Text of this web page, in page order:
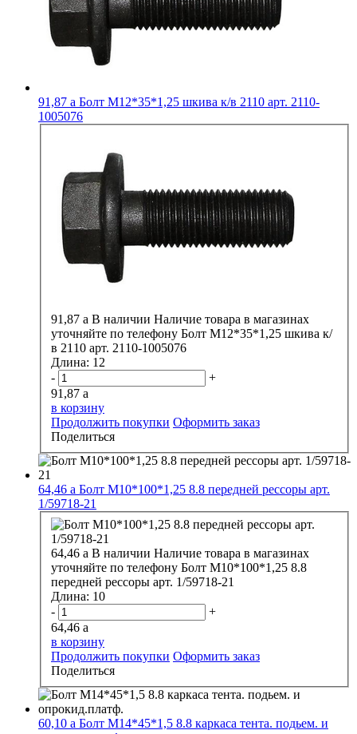
91,87 a Болт М12*35*1,25 шкива к/в 2110 арт. 2110-
1005076
91,87 a В наличии Наличие товара в магазинах
уточняйте по телефону Болт М12*35*1,25 шкива к/
в 2110 арт. 2110-1005076
Длина: 12
-
+
91,87 a
в корзину
Продолжить покупки Оформить заказ
Поделиться
64,46 a Болт М10*100*1,25 8.8 передней рессоры арт.
1/59718-21
64,46 a В наличии Наличие товара в магазинах
уточняйте по телефону Болт М10*100*1,25 8.8
передней рессоры арт. 1/59718-21
Длина: 10
-
+
64,46 a
в корзину
Продолжить покупки Оформить заказ
Поделиться
60,10 a Болт М14*45*1,5 8.8 каркаса тента. подьем. и